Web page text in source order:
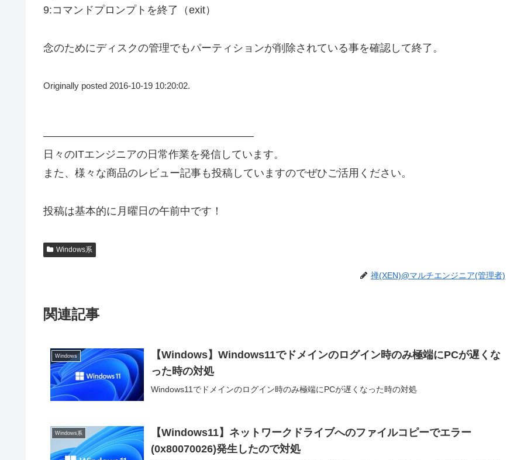
9:コマンドプロンプトを終了（exit）
念のためにディスクの管理でもパーティションが削除されている事を確認して終了。
Originally posted 2016-10-19 10:20:02.
————————————————————
日々のITエンジニアの日常作業を発信しています。
また、様々な商品のレビュー記事も投稿していますのでぜひご活用ください。
投稿は基本的に月曜日の午前中です！
Windows系
禅(XEN)@マルチエンジニア(管理者)
関連記事
Windows
【Windows】Windows11でドメインのログイン時のみ極端にPCが遅くな
った時の対処
Windows11でドメインのログイン時のみ極端にPCが遅くなった時の対処
Windows系
【Windows11】ネットワークドライブへのファイルコピーでエラー
(0x80070026)発生したので対処